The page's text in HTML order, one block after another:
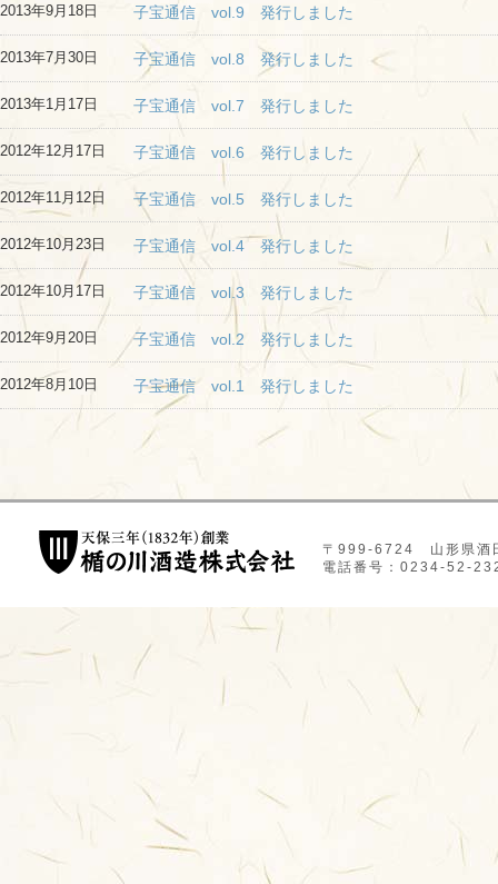
2013年9月18日 子宝通信 vol.9 発行しました
2013年7月30日 子宝通信 vol.8 発行しました
2013年1月17日 子宝通信 vol.7 発行しました
2012年12月17日 子宝通信 vol.6 発行しました
2012年11月12日 子宝通信 vol.5 発行しました
2012年10月23日 子宝通信 vol.4 発行しました
2012年10月17日 子宝通信 vol.3 発行しました
2012年9月20日 子宝通信 vol.2 発行しました
2012年8月10日 子宝通信 vol.1 発行しました
〒999-6724 山形県酒
電話番号：0234-52-